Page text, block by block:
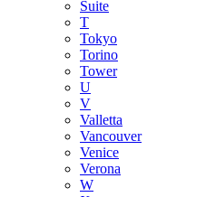
Suite
T
Tokyo
Torino
Tower
U
V
Valletta
Vancouver
Venice
Verona
W